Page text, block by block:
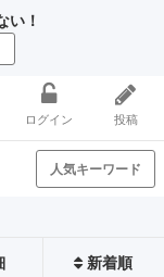
い！
ログイン 投稿
人気キーワード
新着順